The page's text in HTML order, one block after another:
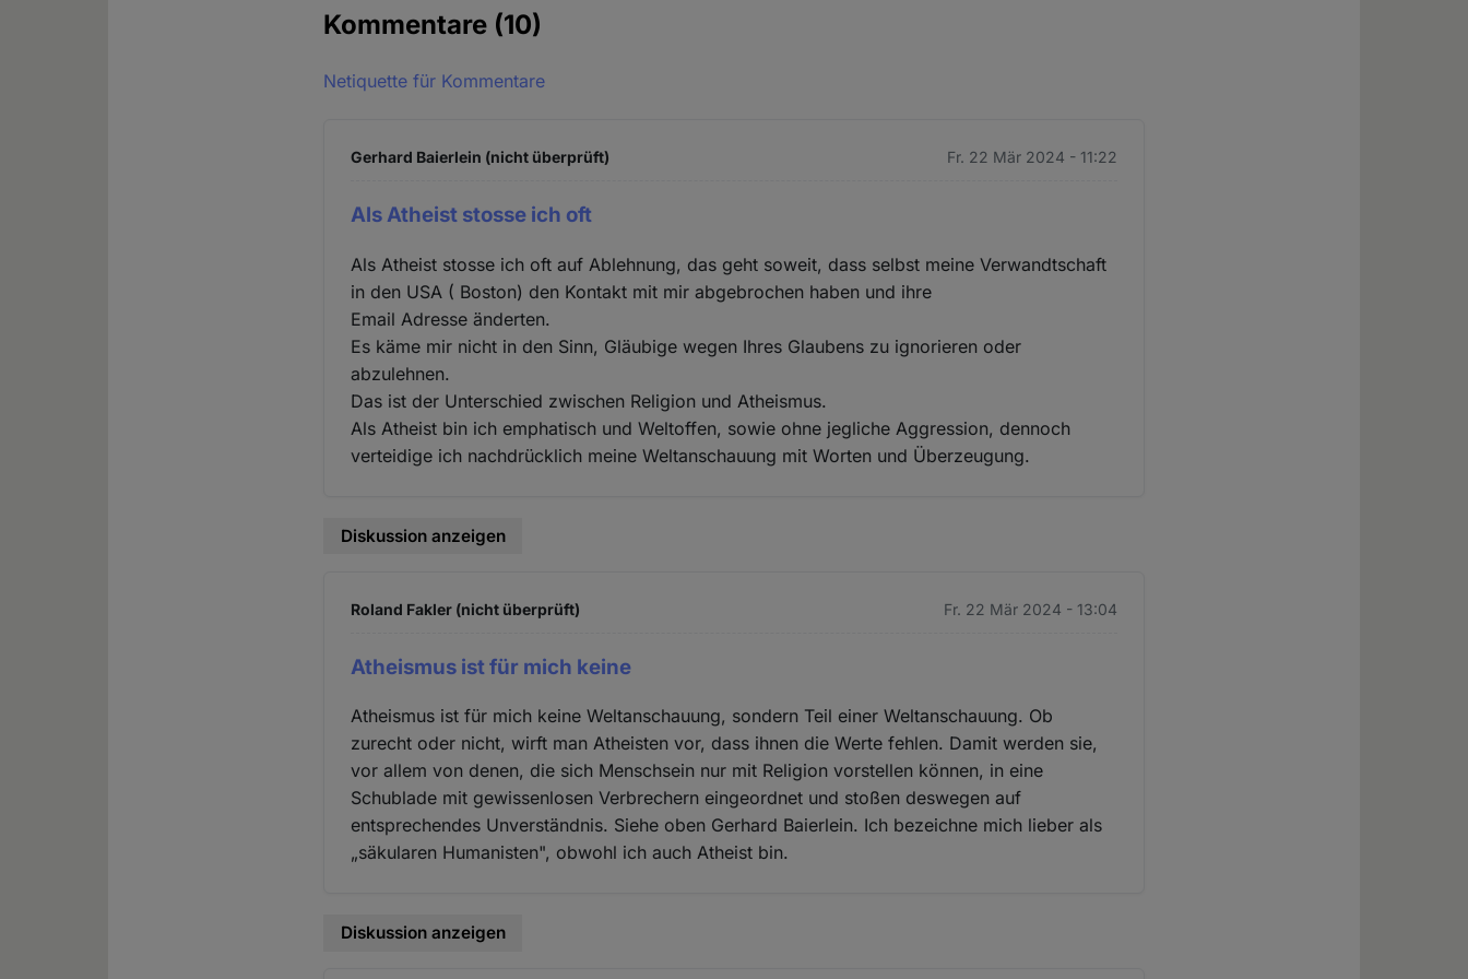
Kommentare (10)
Netiquette für Kommentare
Gerhard Baierlein (nicht überprüft) Fr. 22 Mär 2024 - 11:22
Als Atheist stosse ich oft
Als Atheist stosse ich oft auf Ablehnung, das geht soweit, dass selbst meine Verwandtschaft
in den USA ( Boston) den Kontakt mit mir abgebrochen haben und ihre
Email Adresse änderten.
Es käme mir nicht in den Sinn, Gläubige wegen Ihres Glaubens zu ignorieren oder
abzulehnen.
Das ist der Unterschied zwischen Religion und Atheismus.
Als Atheist bin ich emphatisch und Weltoffen, sowie ohne jegliche Aggression, dennoch
verteidige ich nachdrücklich meine Weltanschauung mit Worten und Überzeugung.
Diskussion anzeigen
Roland Fakler (nicht überprüft) Fr. 22 Mär 2024 - 13:04
Atheismus ist für mich keine
Atheismus ist für mich keine Weltanschauung, sondern Teil einer Weltanschauung. Ob
zurecht oder nicht, wirft man Atheisten vor, dass ihnen die Werte fehlen. Damit werden sie,
vor allem von denen, die sich Menschsein nur mit Religion vorstellen können, in eine
Schublade mit gewissenlosen Verbrechern eingeordnet und stoßen deswegen auf
entsprechendes Unverständnis. Siehe oben Gerhard Baierlein. Ich bezeichne mich lieber als
„säkularen Humanisten", obwohl ich auch Atheist bin.
Diskussion anzeigen